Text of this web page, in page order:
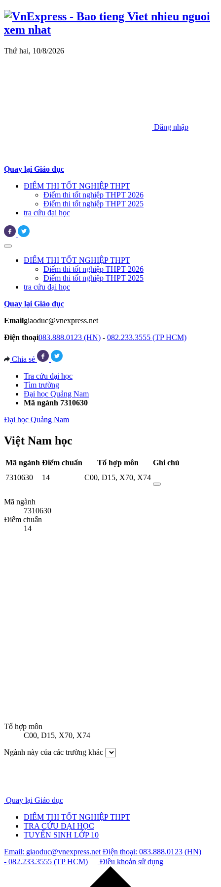
Thứ hai, 10/8/2026
Đăng nhập
Quay lại Giáo dục
ĐIỂM THI TỐT NGHIỆP THPT
Điểm thi tốt nghiệp THPT 2026
Điểm thi tốt nghiệp THPT 2025
tra cứu đại học
ĐIỂM THI TỐT NGHIỆP THPT
Điểm thi tốt nghiệp THPT 2026
Điểm thi tốt nghiệp THPT 2025
tra cứu đại học
Quay lại Giáo dục
Emailgiaoduc@vnexpress.net
Điện thoại083.888.0123 (HN) - 082.233.3555 (TP HCM)
Chia sẻ
Tra cứu đại học
Tìm trường
Đại học Quảng Nam
Mã ngành 7310630
Đại học Quảng Nam
Việt Nam học
Mã ngành Điểm chuẩn Tổ hợp môn
Ghi chú
7310630
14 C00, D15, X70, X74
Mã ngành
7310630
Điểm chuẩn
14
Tổ hợp môn
C00, D15, X70, X74
Ngành này của các trường khác
Quay lại Giáo dục
ĐIỂM THI TỐT NGHIỆP THPT
TRA CỨU ĐẠI HỌC
TUYỂN SINH LỚP 10
Email: giaoduc@vnexpress.netĐiện thoại: 083.888.0123 (HN)
- 082.233.3555 (TP HCM)
Điều khoản sử dụng